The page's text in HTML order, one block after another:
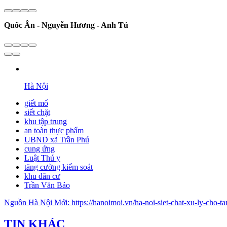
Quốc Ân - Nguyễn Hương - Anh Tú
Hà Nội
giết mổ
siết chặt
khu tập trung
an toàn thực phẩm
UBND xã Trần Phú
cung ứng
Luật Thú y
tăng cường kiểm soát
khu dân cư
Trần Văn Bảo
Nguồn Hà Nội Mới: https://hanoimoi.vn/ha-noi-siet-chat-xu-ly-cho-
TIN KHÁC